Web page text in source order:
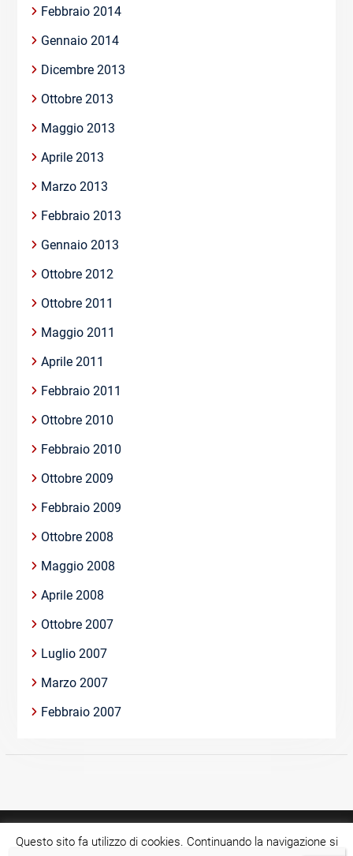
Febbraio 2014
Gennaio 2014
Dicembre 2013
Ottobre 2013
Maggio 2013
Aprile 2013
Marzo 2013
Febbraio 2013
Gennaio 2013
Ottobre 2012
Ottobre 2011
Maggio 2011
Aprile 2011
Febbraio 2011
Ottobre 2010
Febbraio 2010
Ottobre 2009
Febbraio 2009
Ottobre 2008
Maggio 2008
Aprile 2008
Ottobre 2007
Luglio 2007
Marzo 2007
Febbraio 2007
Questo sito fa utilizzo di cookies. Continuando la navigazione si